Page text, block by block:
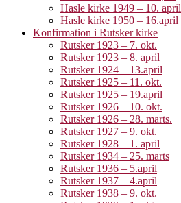
Hasle kirke 1949 – 10. april
Hasle kirke 1950 – 16.april
Konfirmation i Rutsker kirke
Rutsker 1923 – 7. okt.
Rutsker 1923 – 8. april
Rutsker 1924 – 13.april
Rutsker 1925 – 11. okt.
Rutsker 1925 – 19.april
Rutsker 1926 – 10. okt.
Rutsker 1926 – 28. marts.
Rutsker 1927 – 9. okt.
Rutsker 1928 – 1. april
Rutsker 1934 – 25. marts
Rutsker 1936 – 5.april
Rutsker 1937 – 4.april
Rutsker 1938 – 9. okt.